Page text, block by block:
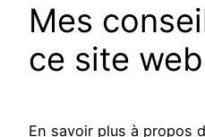
Mes
ce site web
En savoir plus à propos